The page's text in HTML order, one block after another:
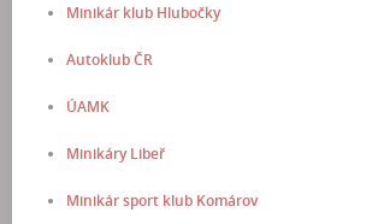
Minikár klub Hlubočky
Autoklub ČR
ÚAMK
Minikáry Libeř
Minikár sport klub Komárov